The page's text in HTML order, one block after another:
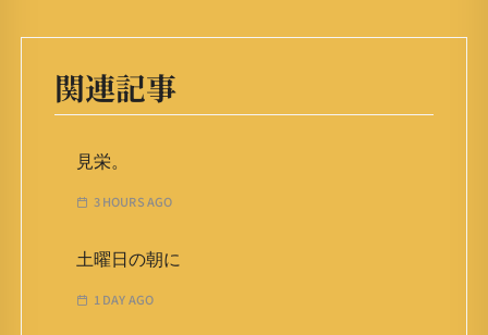
関連記事
見栄。
3 HOURS AGO
土曜日の朝に
1 DAY AGO